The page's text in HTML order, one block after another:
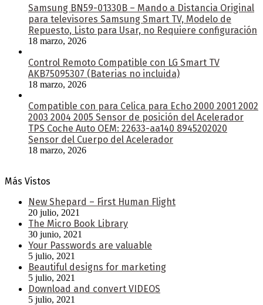
Samsung BN59-01330B – Mando a Distancia Original
para televisores Samsung Smart TV, Modelo de
Repuesto, Listo para Usar, no Requiere configuración
18 marzo, 2026
Control Remoto Compatible con LG Smart TV
AKB75095307 (Baterias no incluida)
18 marzo, 2026
Compatible con para Celica para Echo 2000 2001 2002
2003 2004 2005 Sensor de posición del Acelerador
TPS Coche Auto OEM: 22633-aa140 8945202020
Sensor del Cuerpo del Acelerador
18 marzo, 2026
Más Vistos
New Shepard – First Human Flight
20 julio, 2021
The Micro Book Library
30 junio, 2021
Your Passwords are valuable
5 julio, 2021
Beautiful designs for marketing
5 julio, 2021
Download and convert VIDEOS
5 julio, 2021